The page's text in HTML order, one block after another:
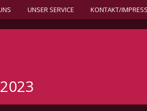
UNSER SERVICE KONTAKT/